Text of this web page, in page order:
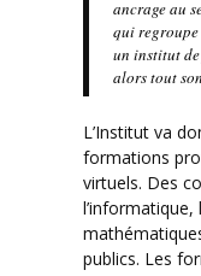
ancrage au
qui regroupe
un institut
alors tout
L’Institut va
formations
virtuels. Des
l’informatique,
publics. Les